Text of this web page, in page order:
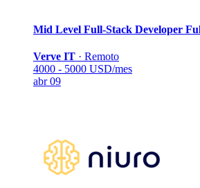
Mid Level Full-Stack Developer
Verve IT · Remoto
4000 - 5000 USD/mes
abr 09